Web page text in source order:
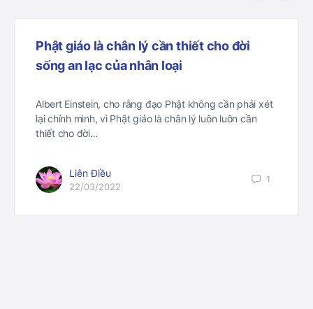
Phật giáo là chân lý cần thiết cho đời
sống an lạc của nhân loại
Albert Einstein, cho rằng đạo Phật không cần phải xét
lại chính mình, vì Phật giáo là chân lý luôn luôn cần
thiết cho đời…
Liên Điều
22/03/2022
1